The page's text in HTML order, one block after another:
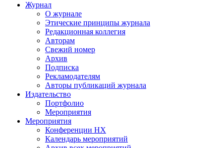
Журнал
О журнале
Этические принципы журнала
Редакционная коллегия
Авторам
Свежий номер
Архив
Подписка
Рекламодателям
Авторы публикаций журнала
Издательство
Портфолио
Мероприятия
Мероприятия
Конференции НХ
Календарь мероприятий